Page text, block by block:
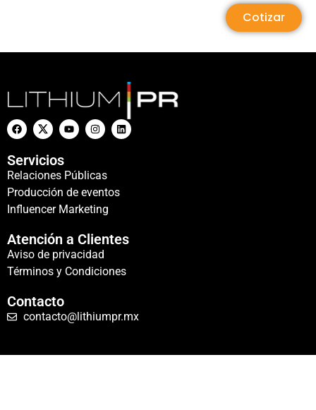
Cotizar
Servicios
Relaciones Públicas
Producción de eventos
Influencer Marketing
Atención a Clientes
Aviso de privacidad
Términos y Condiciones
Contacto
contacto@lithiumpr.mx